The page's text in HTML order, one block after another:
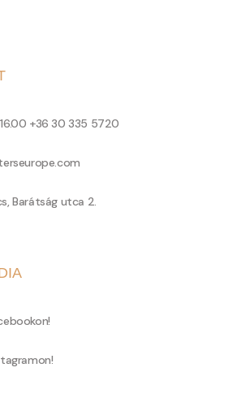
+36 30 335 5720
Barátság utca 2.